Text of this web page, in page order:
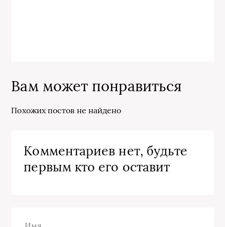
Вам может понравиться
Похожих постов не найдено
Комментариев нет, будьте
первым кто его оставит